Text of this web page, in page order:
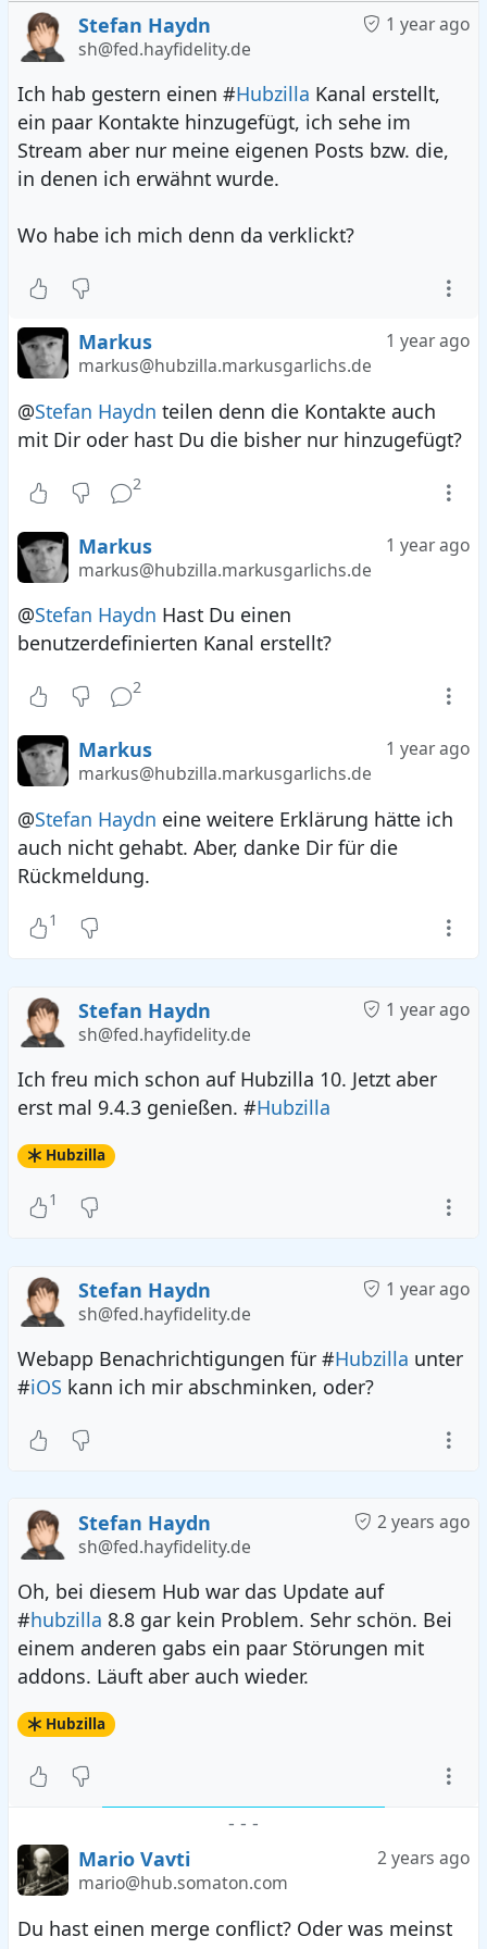
1 year ago
Stefan Haydn
sh@fed.hayfidelity.de
Ich hab gestern einen #Hubzilla Kanal erstellt,
ein paar Kontakte hinzugefügt, ich sehe im
Stream aber nur meine eigenen Posts bzw. die,
in denen ich erwähnt wurde.
Wo habe ich mich denn da verklickt?
1 year ago
Markus
markus@hubzilla.markusgarlichs.de
@Stefan Haydn teilen denn die Kontakte auch
mit Dir oder hast Du die bisher nur hinzugefügt?
2
1 year ago
Markus
markus@hubzilla.markusgarlichs.de
@Stefan Haydn Hast Du einen
benutzerdefinierten Kanal erstellt?
2
1 year ago
Markus
markus@hubzilla.markusgarlichs.de
@Stefan Haydn eine weitere Erklärung hätte ich
auch nicht gehabt. Aber, danke Dir für die
Rückmeldung.
1
1 year ago
Stefan Haydn
sh@fed.hayfidelity.de
Ich freu mich schon auf Hubzilla 10. Jetzt aber
erst mal 9.4.3 genießen. #Hubzilla
Hubzilla
1
1 year ago
Stefan Haydn
sh@fed.hayfidelity.de
Webapp Benachrichtigungen für #Hubzilla unter
#iOS kann ich mir abschminken, oder?
2 years ago
Stefan Haydn
sh@fed.hayfidelity.de
Oh, bei diesem Hub war das Update auf
#hubzilla 8.8 gar kein Problem. Sehr schön. Bei
einem anderen gabs ein paar Störungen mit
addons. Läuft aber auch wieder.
Hubzilla
- - -
2 years ago
Mario Vavti
mario@hub.somaton.com
Du hast einen merge conflict? Oder was meinst